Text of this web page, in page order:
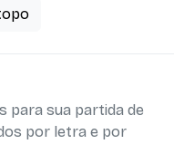
para sua partida de
por letra e por